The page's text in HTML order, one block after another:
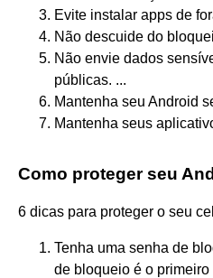
Evite instalar apps de
Não descuide do
Não envie dados
públicas. ...
Mantenha seu Android
Mantenha seus
Como proteger seu
6 dicas para proteger o seu
Tenha uma senha de
de bloqueio é o